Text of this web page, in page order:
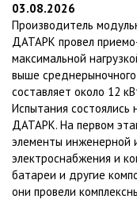
03.08.2026
Производитель
ДАТАРК провел
максимальной
выше
составляет около 12
Испытания
ДАТАРК. На первом
элементы инженерной
электроснабжения и
батареи и другие
они провели